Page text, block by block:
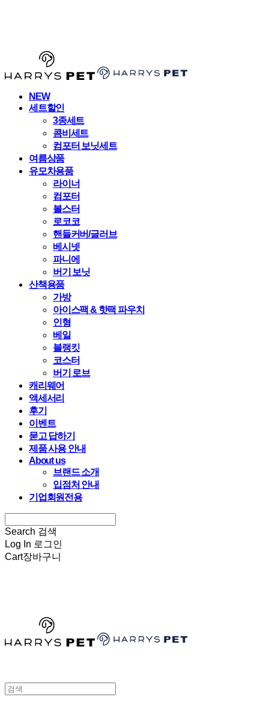
NEW
세트할인
3종세트
콤비세트
컴포터 보닛세트
여름상품
유모차용품
라이너
컴포터
볼스터
로코코
핸들커버/글러브
베시넷
파니에
버기 보닛
산책용품
가방
아이스팩 & 핫팩 파우치
인형
베일
블랭킷
코스터
버기 로브
캐리웨어
액세서리
후기
이벤트
묻고 답하기
제품 사용 안내
About us
브랜드 소개
입점처 안내
기업회원전용
Search 검색
Log In 로그인
Cart장바구니